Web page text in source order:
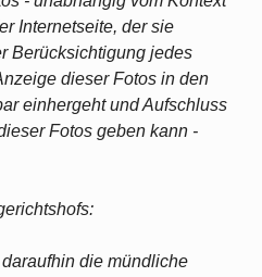
Internetseite, der sie
Berücksichtigung jedes
dieser Fotos in den
einhergeht und Aufschluss
Fotos geben kann -
die mündliche